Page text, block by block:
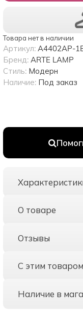
Товара нет в наличии
Артикул: A4402AP-
Бренд: ARTE LAMP
Стиль: Модерн
Наличие: Под заказ
О товаре
Отзывы
С этим
Наличие в